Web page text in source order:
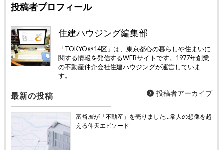
投稿者プロフィール
住建ハウジング編集部
「TOKYO＠14区」は、東京都心の暮らしや住まいに
関する情報を発信するWEBサイトです。1977年創業
の不動産仲介会社住建ハウジングが運営していま
す。
最新の投稿 投稿者アーカイブ
富裕層が「不動産」を売りました…常人の想像を超
える仰天エピソード